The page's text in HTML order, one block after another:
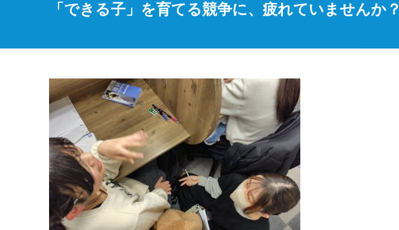
「できる子」を育てる競争に、疲れていませんか？